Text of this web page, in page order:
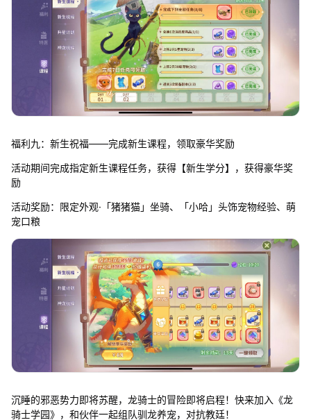
福利九：新生祝福——完成新生课程，领取豪华奖励
活动期间完成指定新生课程任务，获得【新生学分】，获得豪华奖
励
活动奖励：限定外观·「猪猪猫」坐骑、「小哈」头饰宠物经验、萌
宠口粮
沉睡的邪恶势力即将苏醒，龙骑士的冒险即将启程！快来加入《龙
骑士学园》，和伙伴一起组队驯龙养宠，对抗教廷！